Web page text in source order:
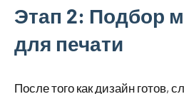
Этап 2: Подбор
для печати
После того как дизайн